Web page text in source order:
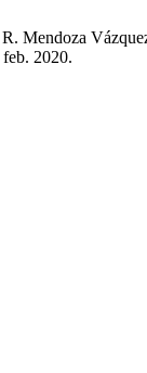
Mendoza
2020.